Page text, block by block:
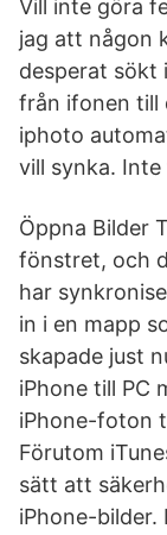
Vill inte göra
jag att någon
desperat sökt
från ifonen till
iphoto
vill synka.
Öppna Bilder
fönstret, och
har
in i en mapp
skapade just
iPhone till PC
iPhone-foton
Förutom
sätt att
iPhone-bilder.